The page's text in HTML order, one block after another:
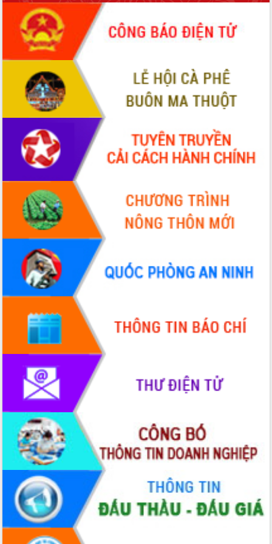
sầu riêng tại Đắk Lắk
Trình diễn nghệ thuật chế biến các
món ăn từ sầu riêng
Đắk Lắk công bố Quy hoạch và xúc
tiến đầu tư tỉnh
Ngành cá ngừ Đắk Lắk chủ động thích
ứng để giữ vững thị trường xuất khẩu
Diễn đàn Kinh tế tư nhân Việt Nam đột
phá cơ chế - Hợp tác công tư
Đề án 06 tạo bước ngoặt đột phá trong
cải cách hành chính tỉnh Đắk Lắk
Kết nối tour, đẩy mạnh chuyển đổi số
để phát triển du lịch Đắk Lắk
Khởi động Dự án Đầu tư xây dựng hạ
tầng kỹ thuật Cụm công nghiệp Tân
Tiến
Gặp mặt các cơ quan báo chí nhân Kỷ
niệm 101 năm Ngày Báo chí Cách
mạng Việt Nam
Đắk Lắk sơ kết 4 năm triển khai thực
hiện Đề án 06 của Chính phủ
Họp báo thông tin về Hội nghị Công bố
Quy hoạch và Xúc tiến đầu tư tỉnh Đắk
Khơi thông điểm nghẽn, đẩy nhanh
giải ngân vốn khắc phục thiên tai
HĐND tỉnh thông qua điều chỉnh Quy
hoạch tỉnh thời kỳ 2021-2030
Hội thảo góp ý hồ sơ điều chỉnh quy
hoạch tỉnh Đắk Lắk thời kỳ 2021-2030,
tầm nhìn đến năm 2050
Nâng cao hiệu quả hoạt động của các
doanh nghiệp nhà nước
Hội nghị triển khai kết nối mạng
truyền số liệu chuyên dùng phục vụ cơ
quan Đảng, Nhà nước
Lễ phát động chuỗi hoạt động chung
tay làm sạch môi trường
Xã Ea Kar bước chuyển mình trong
công tác cải cách hành chính mô hình